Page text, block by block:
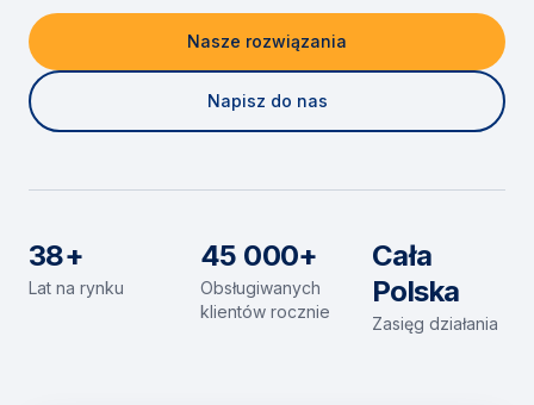
Nasze rozwiązania
Napisz do nas
38+
Lat na rynku
45 000+
Obsługiwanych
klientów rocznie
Cała
Polska
Zasięg działania